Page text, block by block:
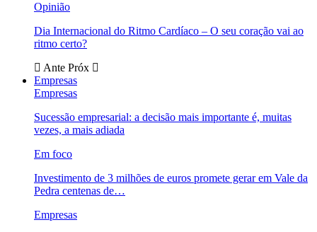
Opinião
Dia Internacional do Ritmo Cardíaco – O seu coração vai ao
ritmo certo?
Ante Próx
Empresas
Empresas
Sucessão empresarial: a decisão mais importante é, muitas
vezes, a mais adiada
Em foco
Investimento de 3 milhões de euros promete gerar em Vale da
Pedra centenas de…
Empresas